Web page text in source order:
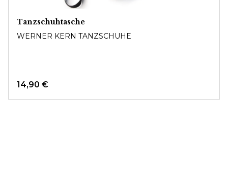
Tanzschuhtasche
WERNER KERN TANZSCHUHE
14,90 €